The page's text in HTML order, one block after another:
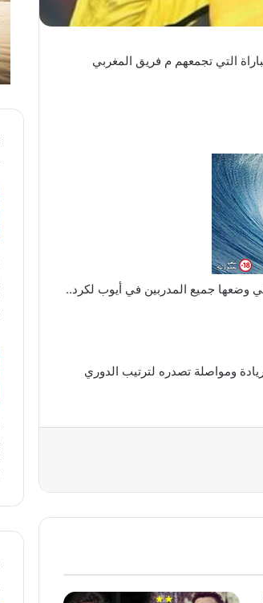
التي تجمعهم م فريق المغربي
وضعها جميع المدربين في أيوب لكرد..
ومواصلة تصدره لترتيب الدوري